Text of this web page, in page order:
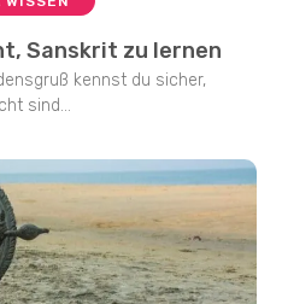
Sanskrit zu lernen
kennst du sicher,
sind...